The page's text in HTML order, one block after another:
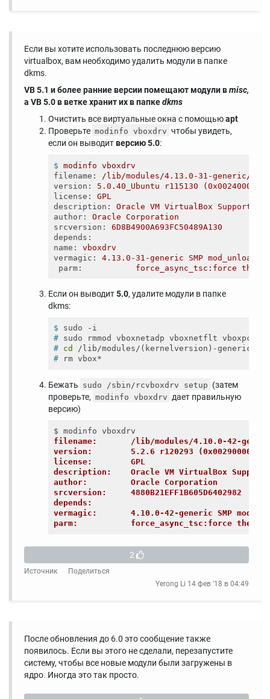
Если вы хотите использовать последнюю версию
virtualbox, вам необходимо удалить модули в папке
dkms.
VB 5.1 и более ранние версии помещают модули вmisc,
а VB 5.0 в ветке хранит их в папкеdkms
Очистить все виртуальные окна с помощьюapt
Проверьте modinfo vboxdrv чтобы увидеть,
если он выводитверсию 5.0:
$
modinfo vboxdrv
filename :
/lib/modules/4.13.0-31-generic/
version : 5.0.40_Ubuntu r115130 (0x00240000)
license : GPL
description : Oracle VM VirtualBox Support
author : Oracle Corporation
srcversion : 6D8B4900A693FC50489A130
depends :
name : vboxdrv
vermagic : 4.13.0-31-generic SMP mod_unload
parm : force_async_tsc:force the
Если он выводит5.0, удалите модули в папке
dkms:
$ sudo -i
# sudo rmmod vboxnetadp vboxnetflt vboxpci
# cd
/lib/modules/(kernelversion)-generic/
# rm vbox*
Бежать sudo /sbin/rcvboxdrv setup (затем
проверьте, modinfo vboxdrv дает правильную
версию)
filename:       /lib/modules/4.10.0-42-
version:        5.2.6 r120293 (0x00290000)
license:        GPL
description:    Oracle VM VirtualBox Support
author:         Oracle Corporation
srcversion:     4880B21EFF1B605D6402982
depends:
vermagic:       4.10.0-42-generic SMP
parm:           force_async_tsc:force the
2
Источник
Поделиться
Yerong Li 14 фев '18 в 04:49
После обновления до 6.0 это сообщение также
появилось. Если вы этого не сделали, перезапустите
систему, чтобы все новые модули были загружены в
ядро. Иногда это так просто.